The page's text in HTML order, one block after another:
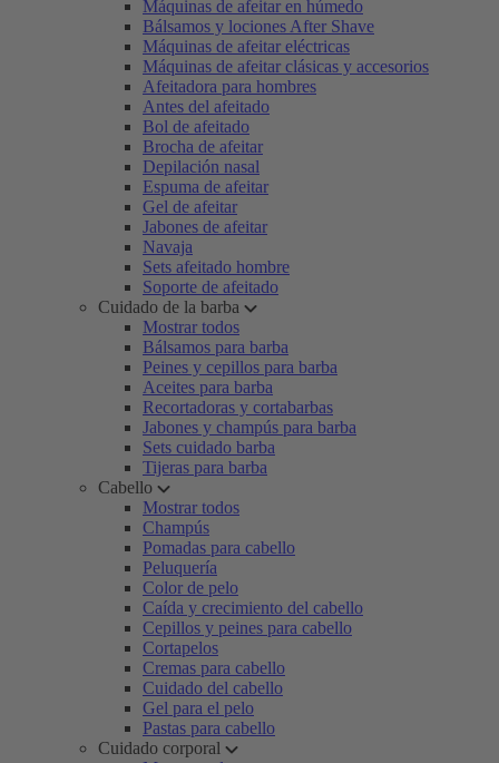
Máquinas de afeitar en húmedo
Bálsamos y lociones After Shave
Máquinas de afeitar eléctricas
Máquinas de afeitar clásicas y accesorios
Afeitadora para hombres
Antes del afeitado
Bol de afeitado
Brocha de afeitar
Depilación nasal
Espuma de afeitar
Gel de afeitar
Jabones de afeitar
Navaja
Sets afeitado hombre
Soporte de afeitado
Cuidado de la barba
Mostrar todos
Bálsamos para barba
Peines y cepillos para barba
Aceites para barba
Recortadoras y cortabarbas
Jabones y champús para barba
Sets cuidado barba
Tijeras para barba
Cabello
Mostrar todos
Champús
Pomadas para cabello
Peluquería
Color de pelo
Caída y crecimiento del cabello
Cepillos y peines para cabello
Cortapelos
Cremas para cabello
Cuidado del cabello
Gel para el pelo
Pastas para cabello
Cuidado corporal